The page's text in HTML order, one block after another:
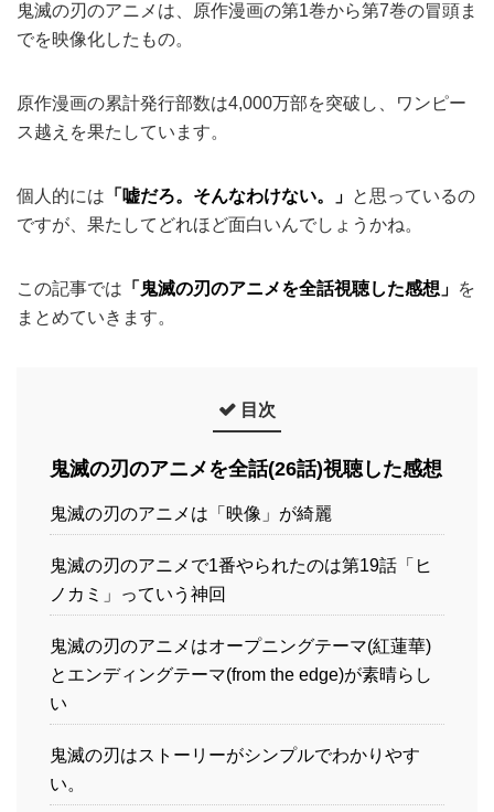
鬼滅の刃のアニメは、原作漫画の第1巻から第7巻の冒頭ま
でを映像化したもの。
原作漫画の累計発行部数は4,000万部を突破し、ワンピー
ス越えを果たしています。
個人的には 「嘘だろ。そんなわけない。」 と思っているの
ですが、果たしてどれほど面白いんでしょうかね。
この記事では 「鬼滅の刃のアニメを全話視聴した感想」 を
まとめていきます。
目次
鬼滅の刃のアニメを全話(26話)視聴した感想
鬼滅の刃のアニメは「映像」が綺麗
鬼滅の刃のアニメで1番やられたのは第19話「ヒ
ノカミ」っていう神回
鬼滅の刃のアニメはオープニングテーマ(紅蓮華)
とエンディングテーマ(from the edge)が素晴らし
い
鬼滅の刃はストーリーがシンプルでわかりやす
い。